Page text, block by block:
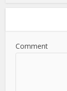
Comment